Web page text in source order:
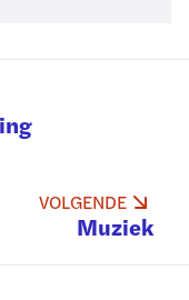
VOLGENDE
Muziek